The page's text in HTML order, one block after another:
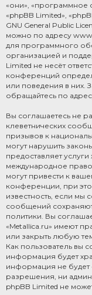
«они», «программное
«phpBB Limited»,
GNU General Public
можно по адресу
для программного
организацией и
Limited не несёт
конференций
или поведения в них.
обращайтесь по
Вы соглашаетесь не
клеветнических
призывов к
могут нарушить
предоставляет
международное
могут привести к
конференции, при
известность, если мы
сообщений
политики. Вы
«Metallica.ru» имеют
или закрыть любую
Как пользователь вы
информация будет
информация не будет
разрешения, ни
phpBB Limited не